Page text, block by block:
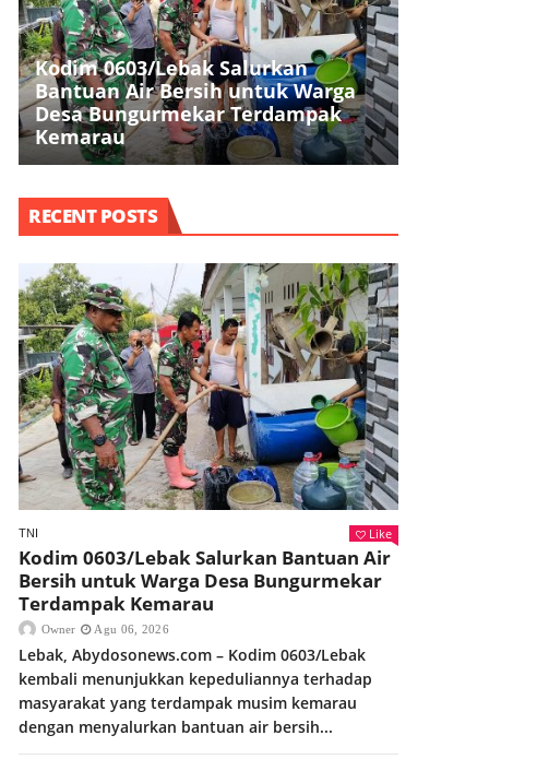
Kodim 0603/Lebak Salurkan
Bantuan Air Bersih untuk Warga
Desa Bungurmekar Terdampak
Kemarau
RECENT POSTS
TNI Like
Kodim 0603/Lebak Salurkan Bantuan Air
Bersih untuk Warga Desa Bungurmekar
Terdampak Kemarau
Owner Agu 06, 2026
Lebak, Abydosonews.com – Kodim 0603/Lebak
kembali menunjukkan kepeduliannya terhadap
masyarakat yang terdampak musim kemarau
dengan menyalurkan bantuan air bersih...